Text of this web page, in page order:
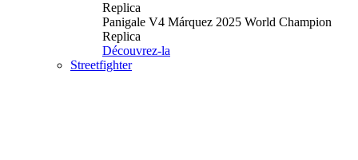
Replica
Panigale V4 Márquez 2025 World Champion
Replica
Découvrez-la
Streetfighter